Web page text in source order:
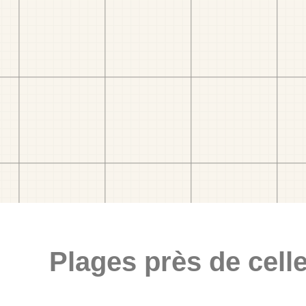
Plages près de